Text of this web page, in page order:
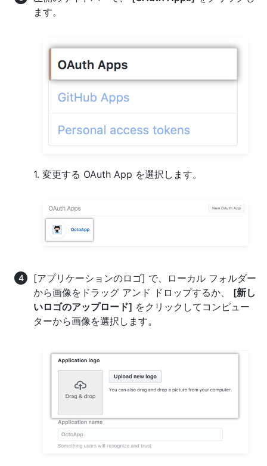
ます。
1. 変更する OAuth App を選択します。
[アプリケーションのロゴ] で、ローカル フォルダー
から画像をドラッグ アンド ドロップするか、 [新し
いロゴのアップロード] をクリックしてコンピュー
ターから画像を選択します。